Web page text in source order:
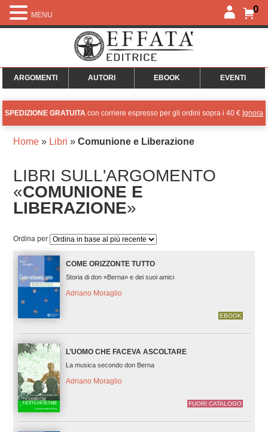
0
ARGOMENTI AUTORI EBOOK EVENTI
SPEDIZIONE GRATUITA con corriere espresso per gli ordini sopra i 40 € Ignora
Home» Libri » Comunione e Liberazione
LIBRI SULL'ARGOMENTO
«COMUNIONE E
LIBERAZIONE»
Ordina per
COME ORIZZONTE TUTTO
Storia di don «Berna» e dei suoi amici
Adriano Moraglio
EBOOK
L’UOMO CHE FACEVA ASCOLTARE
La musica secondo don Berna
Adriano Moraglio
FUORI CATALOGO
MENU